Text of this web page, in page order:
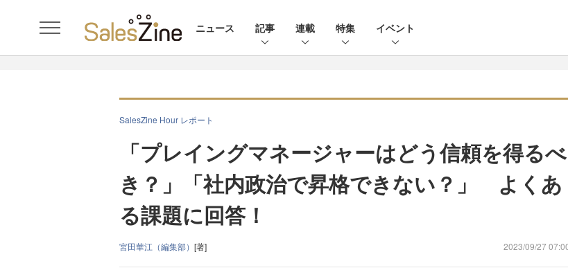
ニュース 記事 連載 特集 イベント
SalesZine Hour レポート
「プレイングマネージャーはどう信頼を得るべ
き？」「社内政治で昇格できない？」 よくあ
る課題に回答！
宮田華江（編集部） [著] 2023/09/27